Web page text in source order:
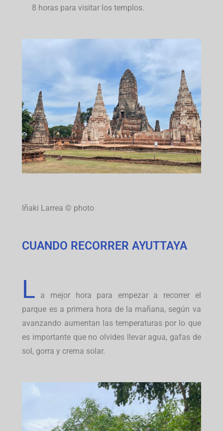
8 horas para visitar los templos.
Iñaki Larrea © photo
CUANDO RECORRER AYUTTAYA
L
a mejor hora para empezar a recorrer el
parque es a primera hora de la mañana, según va
avanzando aumentan las temperaturas por lo que
es importante que no olvides llevar agua, gafas de
sol, gorra y crema solar.